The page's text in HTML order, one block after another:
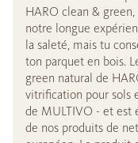
HARO clean &
notre longue
la saleté, mais tu
ton parquet en bois.
green natural de
vitrification pour sols
de MULTIVO - et est
de nos produits de